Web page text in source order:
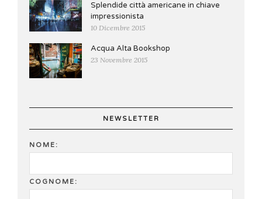
Splendide città americane in chiave
impressionista
10 Dicembre 2015
Acqua Alta Bookshop
23 Novembre 2015
NEWSLETTER
NOME:
COGNOME: